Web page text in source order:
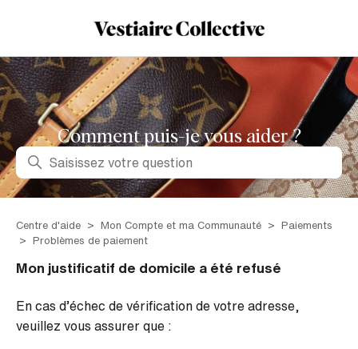
Comment puis-je vous aider ?
Recherche
Centre d'aide Mon Compte et ma Communauté
Paiements
Problèmes de paiement
Mon justificatif de domicile a été refusé
En cas d’échec de vérification de votre adresse,
veuillez vous assurer que :